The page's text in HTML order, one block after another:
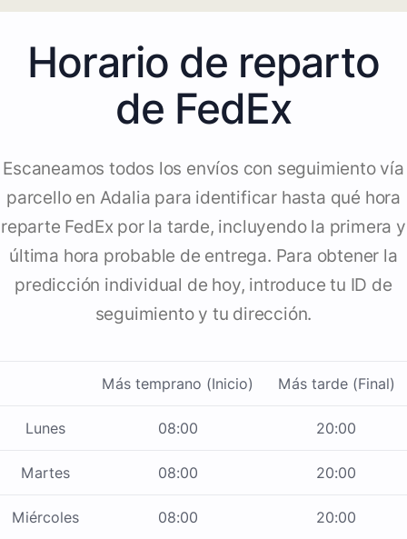
Horario de reparto
de FedEx
Escaneamos todos los envíos con seguimiento vía
parcello en Adalia para identificar hasta qué hora
reparte FedEx por la tarde, incluyendo la primera y
última hora probable de entrega. Para obtener la
predicción individual de hoy, introduce tu ID de
seguimiento y tu dirección.
Más temprano (Inicio) Más tarde (Final)
Lunes 08:00 20:00
Martes 08:00 20:00
Miércoles 08:00 20:00